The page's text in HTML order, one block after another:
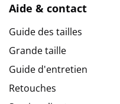
Aide & contact
Guide des tailles
Grande taille
Guide d'entretien
Retouches